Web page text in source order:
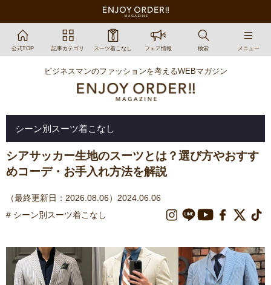
公式TOP 記事カテゴリ スーツ着こなし フェア情報 検索 メニュー
ビジネスマンのファッションを考えるWEBマガジン
シーン別スーツ着こなし
シアサッカー生地のスーツとは？選び方やおすす
めコーデ・お手入れ方法を解説
（最終更新日：2026.08.06）2024.06.06
# シーン別スーツ着こなし